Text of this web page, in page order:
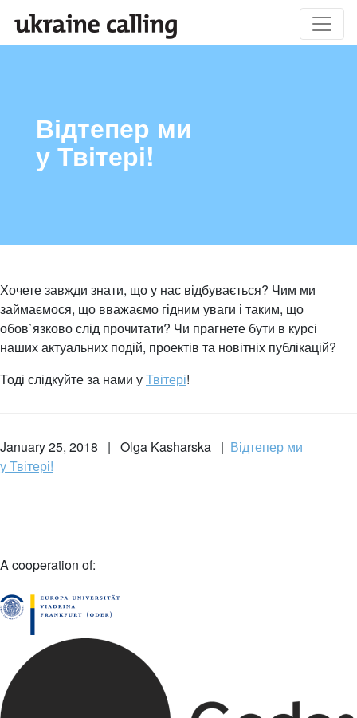
Відтепер ми
у Твітері!
Хочете завжди знати, що у нас відбувається? Чим ми
займаємося, що вважаємо гідним уваги і таким, що
обов`язково слід прочитати? Чи прагнете бути в курсі
наших актуальних подій, проектів та новітніх публікацій?
Тоді слідкуйте за нами уТвітері!
January 25, 2018 | Olga Kasharska | Відтепер ми
у Твітері!
A cooperation of: